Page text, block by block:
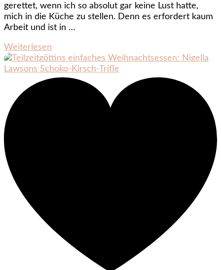
gerettet, wenn ich so absolut gar keine Lust hatte,
mich in die Küche zu stellen. Denn es erfordert kaum
Arbeit und ist in …
Weiterlesen